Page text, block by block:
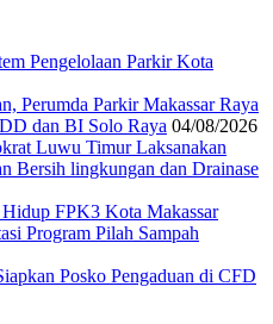
Pengelolaan Parkir Kota
Perumda Parkir Makassar Raya
dan BI Solo Raya 04/08/2026
Luwu Timur Laksanakan
Bersih lingkungan dan Drainase
FPK3 Kota Makassar
Program Pilah Sampah
Posko Pengaduan di CFD